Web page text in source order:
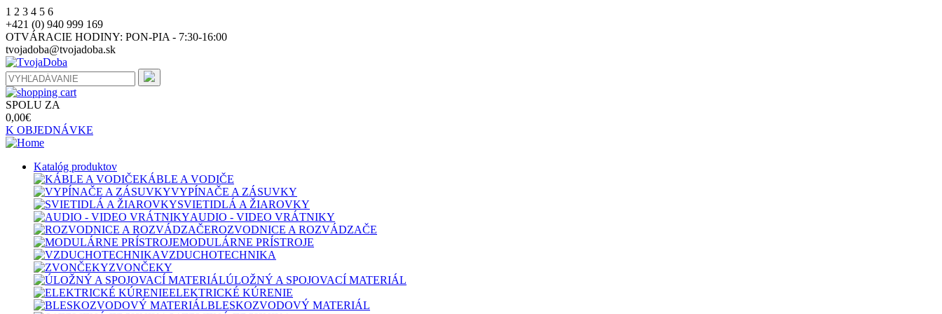
1 2 3 4 5 6
+421 (0) 940 999 169
OTVÁRACIE HODINY: PON-PIA - 7:30-16:00
tvojadoba@tvojadoba.sk
SPOLU ZA
0,00€
K OBJEDNÁVKE
Katalóg produktov
KÁBLE A VODIČE
VYPÍNAČE A ZÁSUVKY
SVIETIDLÁ A ŽIAROVKY
AUDIO - VIDEO VRÁTNIKY
ROZVODNICE A ROZVÁDZAČE
MODULÁRNE PRÍSTROJE
VZDUCHOTECHNIKA
ZVONČEKY
ÚLOŽNÝ A SPOJOVACÍ MATERIÁL
ELEKTRICKÉ KÚRENIE
BLESKOZVODOVÝ MATERIÁL